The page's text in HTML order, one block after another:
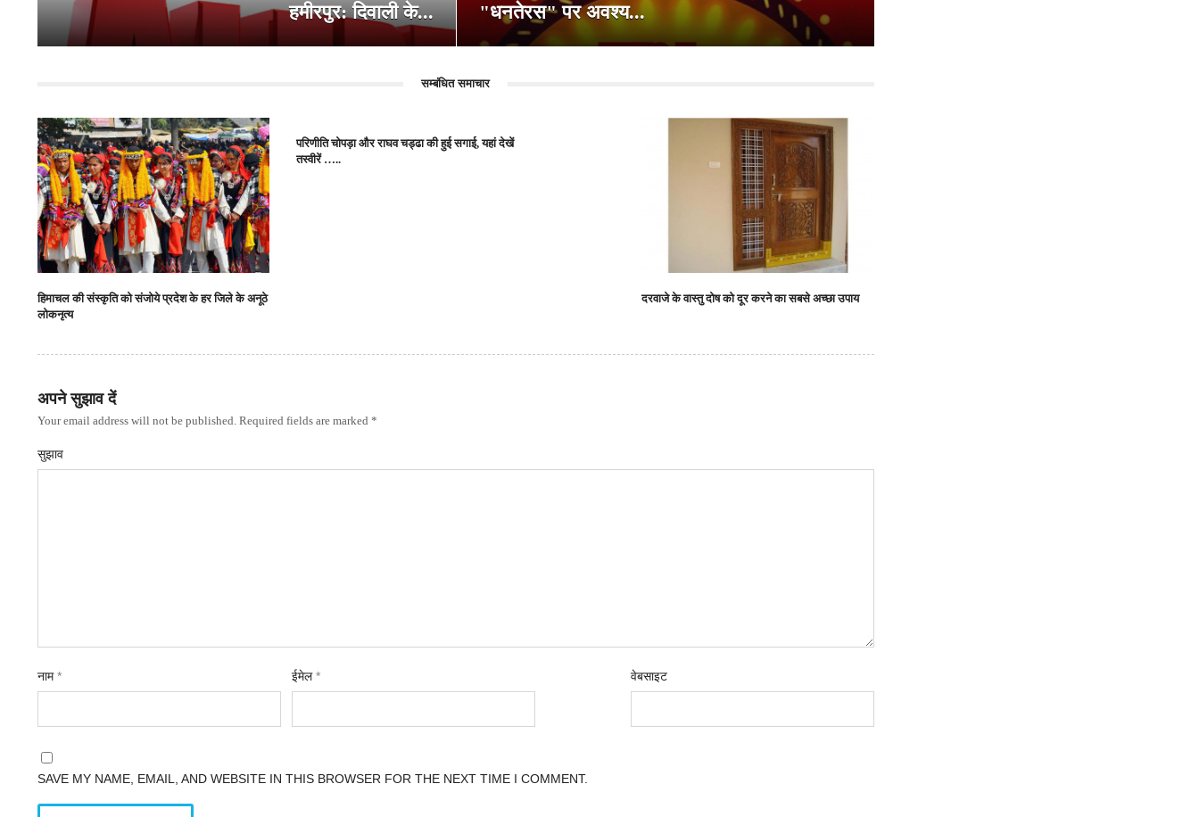
हमीरपुर: दिवाली के... "धनतेरस" पर अवश्य...
सम्बंधित समाचार
हिमाचल की संस्कृति को संजोये प्रदेश के हर जिले के अनूठे
लोकनृत्य
परिणीति चोपड़ा और राघव चड्ढा की हुई सगाई, यहां देखें
तस्वीरें …..
दरवाजे के वास्तु दोष को दूर करने का सबसे अच्छा उपाय
अपने सुझाव दें
Your email address will not be published. Required fields are marked *
सुझाव
नाम* ईमेल* वेबसाइट
SAVE MY NAME, EMAIL, AND WEBSITE IN THIS BROWSER FOR THE NEXT TIME I COMMENT.